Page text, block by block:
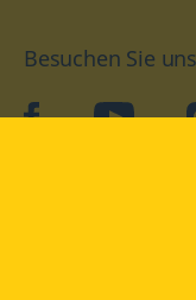
Besuchen Sie
facebookYouTube